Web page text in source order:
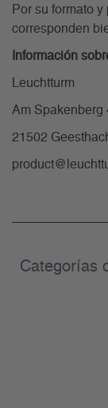
Por su formato
corresponden
Información
Leuchtturm
Am Spakenberg
21502
Categorías